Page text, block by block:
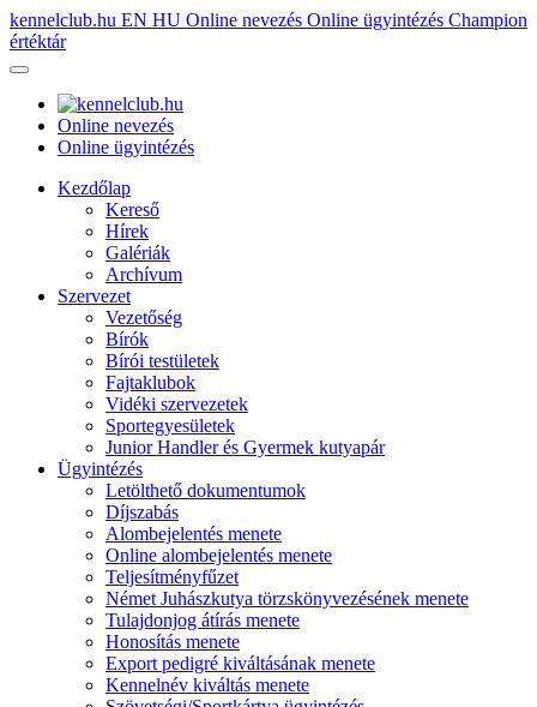
kennelclub.hu EN HU Online nevezés Online ügyintézés Champion
értéktár
Online nevezés
Online ügyintézés
Kezdőlap
Kereső
Hírek
Galériák
Archívum
Szervezet
Vezetőség
Bírók
Bírói testületek
Fajtaklubok
Vidéki szervezetek
Sportegyesületek
Junior Handler és Gyermek kutyapár
Ügyintézés
Letölthető dokumentumok
Díjszabás
Alombejelentés menete
Online alombejelentés menete
Teljesítményfűzet
Német Juhászkutya törzskönyvezésének menete
Tulajdonjog átírás menete
Honosítás menete
Export pedigré kiváltásának menete
Kennelnév kiváltás menete